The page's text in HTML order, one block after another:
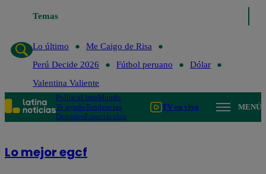
Temas
Lo último
Lo último
Me Caigo de Risa
Perú Decide 2026
Fútbol peruano
Dólar
Valentina Valiente
PolíticaLimaMundo
Te ayudoTendencias
DeportesEspectáculos
TV en vivo MENÚ
Lo mejor egcf